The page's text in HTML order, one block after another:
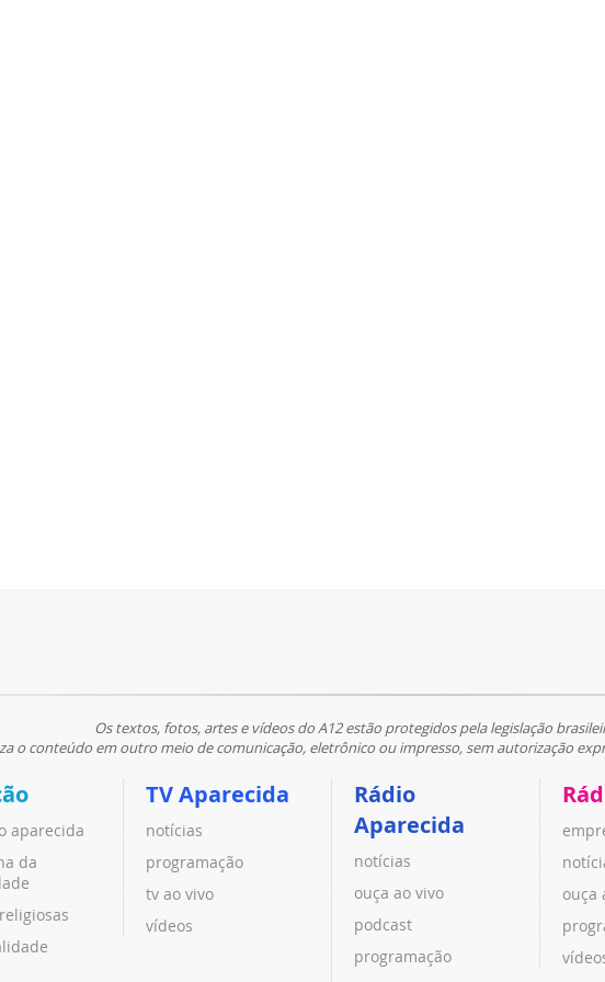
Os textos, fotos, artes e vídeos do A12 estão protegidos pela legislação
o conteúdo em outro meio de comunicação, eletrônico ou impresso, sem autorização
aparecida
da
TV Aparecida
notícias
programação
tv ao vivo
vídeos
Rádio
Aparecida
notícias
ouça ao vivo
podcast
programação
ouça